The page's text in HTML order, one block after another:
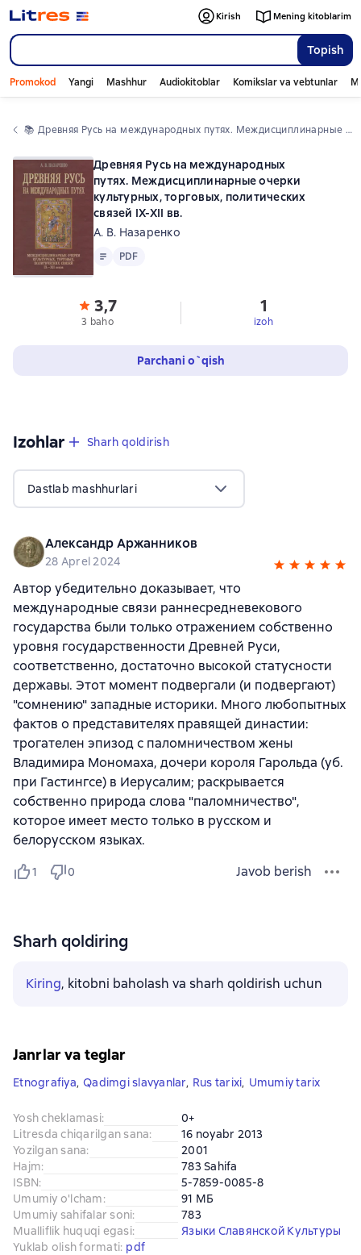
Topish
Kirish Mening kitoblarim
Promokod Yangi Mashhur Audiokitoblar Komikslar va vebtunlar
📚 Древняя Русь на международных путях. Междисциплинарные очерки культурных, торговых, политических связей IX-XII вв.
Izohlar 1 sharh
Sharh qoldirish
Dastlab mashhurlari
Александр Аржанников
28 Aprel 2024
Автор убедительно доказывает, что
международные связи раннесредневекового
государства были только отражением собственно
уровня государственности Древней Руси,
соответственно, достаточно высокой статусности
державы. Этот момент подвергали (и подвергают)
"сомнению" западные историки. Много любопытных
фактов о представителях правящей династии:
трогателен эпизод с паломничеством жены
Владимира Мономаха, дочери короля Гарольда (уб.
при Гастингсе) в Иерусалим; раскрывается
собственно природа слова "паломничество",
которое имеет место только в русском и
белорусском языках.
1 0 Javob berish
Sharh qoldiring
Kiring, kitobni baholash va sharh qoldirish uchun
Древняя Русь на международных
путях. Междисциплинарные очерки
культурных, торговых, политических
связей IX-XII вв.
А. В. Назаренко
Matn PDF
PDF
3,7
3 baho
1
izoh
Parchani o`qish
Janrlar va teglar
Etnografiya, Qadimgi slavyanlar, Rus tarixi, Umumiy tarix
Yosh cheklamasi:
0+
Litresda chiqarilgan sana:
16 noyabr 2013
Yozilgan sana:
2001
Hajm:
783 Sahifa
ISBN:
5-7859-0085-8
Umumiy o'lcham:
91 МБ
Umumiy sahifalar soni:
783
Mualliflik huquqi egasi:
Языки Славянской Культуры
Yuklab olish formati: pdf